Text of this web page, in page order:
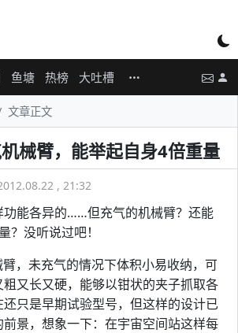
鱼塘 热榜 大吐槽
文章正文
械臂，能举起自身4倍重量
, 21:32
功能各异的……但充气的机械臂？还能
？没听说过吧！
，未充气的情况下体积小易收纳，可
又长又硬，能够以钳状的夹子抓取各
只是早期试验型号，但这样的设计已
景，想象一下：在宇宙空间站这样每